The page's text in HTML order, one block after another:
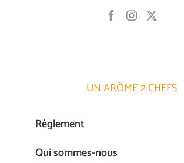
UN ARÔME 2 CHEFS
Règlement
Qui sommes-nous